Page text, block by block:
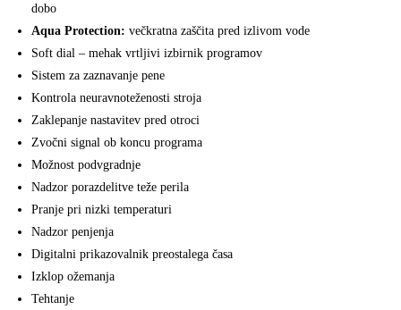
dobo
Aqua Protection: večkratna zaščita pred izlivom vode
Soft dial – mehak vrtljivi izbirnik programov
Sistem za zaznavanje pene
Kontrola neuravnoteženosti stroja
Zaklepanje nastavitev pred otroci
Zvočni signal ob koncu programa
Možnost podvgradnje
Nadzor porazdelitve teže perila
Pranje pri nizki temperaturi
Nadzor penjenja
Digitalni prikazovalnik preostalega časa
Izklop ožemanja
Tehtanje